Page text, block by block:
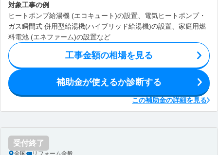
対象工事の例
ヒートポンプ給湯機 (エコキュート)の設置、電気ヒートポンプ・
ガス瞬間式 併用型給湯機(ハイブリッド給湯機)の設置、家庭用燃
料電池 (エネファーム)の設置など
工事金額の相場を見る
補助金が使えるか診断する
この補助金の詳細を見る
受付終了
全国 リフォーム全般